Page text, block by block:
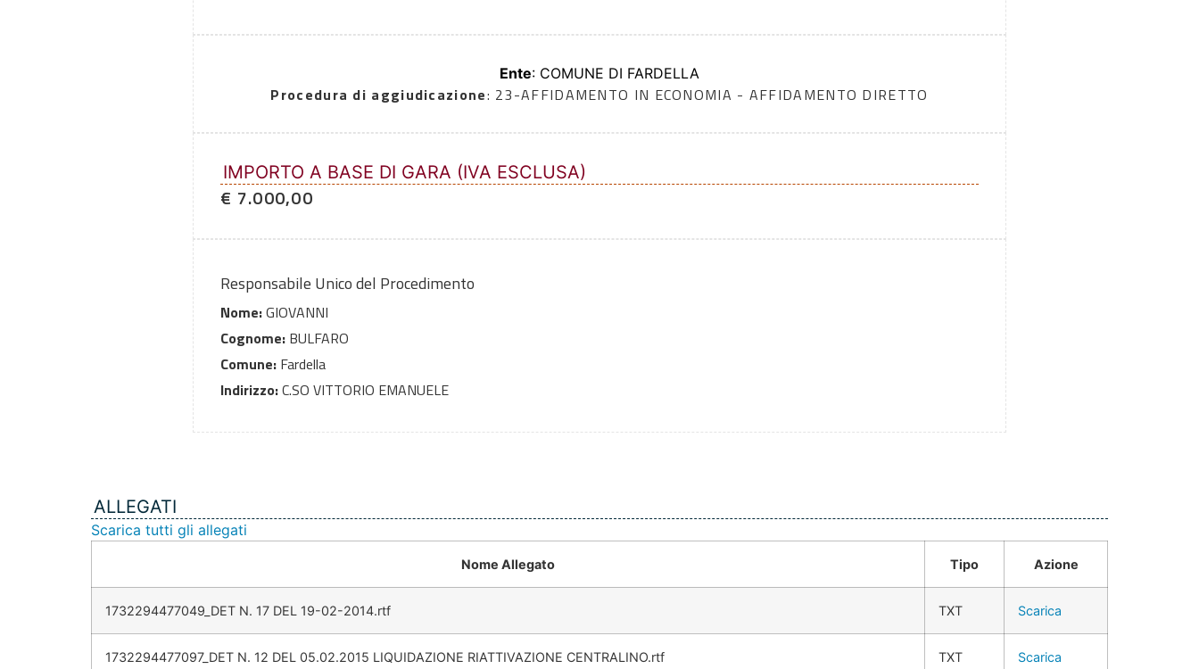
Ente: COMUNE DI FARDELLA
Procedura di aggiudicazione: 23-AFFIDAMENTO IN ECONOMIA - AFFIDAMENTO DIRETTO
IMPORTO A BASE DI GARA (IVA ESCLUSA)
€ 7.000,00
Responsabile Unico del Procedimento
Nome:GIOVANNI
Cognome: BULFARO
Comune: Fardella
Indirizzo:C.SO VITTORIO EMANUELE
ALLEGATI
Scarica tutti gli allegati
Nome Allegato Tipo Azione
1732294477049_DET N. 17 DEL 19-02-2014.rtf TXT Scarica
1732294477097_DET N. 12 DEL 05.02.2015 LIQUIDAZIONE RIATTIVAZIONE CENTRALINO.rtf TXT Scarica